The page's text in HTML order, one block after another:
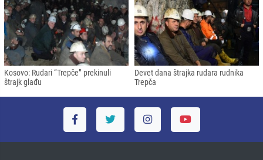
Kosovo: Rudari “Trepče” prekinuli
štrajk glađu
Devet dana štrajka rudara rudnika
Trepča